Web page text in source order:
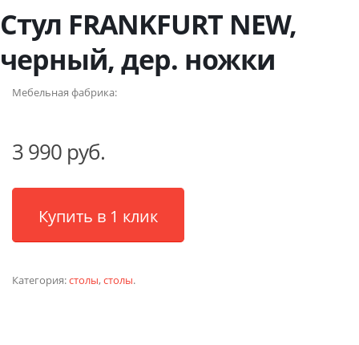
Стул FRANKFURT NEW,
черный, дер. ножки
Мебельная фабрика:
3 990 руб.
Купить в 1 клик
Категория:столы,столы.